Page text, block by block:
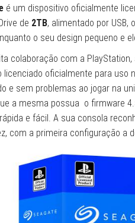
é um dispositivo oficialmente
de 2TB, alimentado por
o seu design pequeno e
colaboração com a
oficialmente para uso
e sem problemas ao jogar na
a mesma possua o firmware
e fácil. A sua consola
com a primeira configuração